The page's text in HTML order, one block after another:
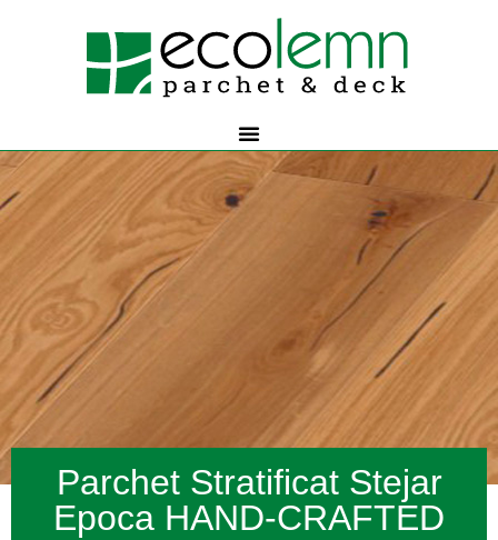
Parchet Stratificat Stejar
Epoca HAND-CRAFTED